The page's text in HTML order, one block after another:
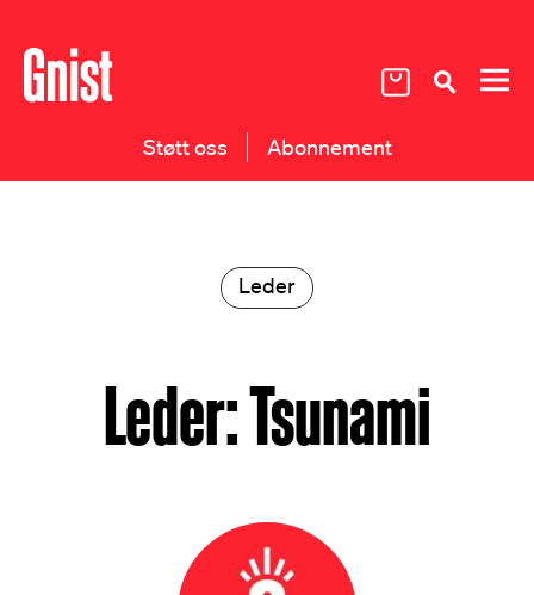
Støtt oss Abonnement
Leder
Leder: Tsunami